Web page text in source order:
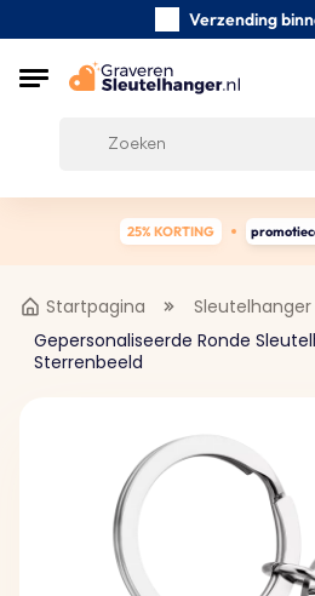
Verzending
Klanten
25% KORTING
Startpagina
Sleutelhanger
Gepersonaliseerde Ronde
Sterrenbeeld